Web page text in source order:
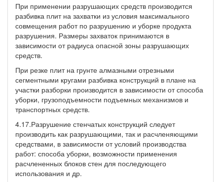
При применении разрушающих средств производится
разбивка плит на захватки из условия максимального
совмещения работ по разрушению и уборке продукта
разрушения. Размеры захваток принимаются в
зависимости от радиуса опасной зоны разрушающих
средств.
При резке плит на грунте алмазными отрезными
сегментными кругами разбивка конструкций в плане на
участки разборки производится в зависимости от способа
уборки, грузоподъемности подъемных механизмов и
транспортных средств.
4.17.Разрушение стенчатых конструкций следует
производить как разрушающими, так и расчленяющими
средствами, в зависимости от условий производства
работ: способа уборки, возможности применения
расчлененных блоков стен для последующего
использования и др.